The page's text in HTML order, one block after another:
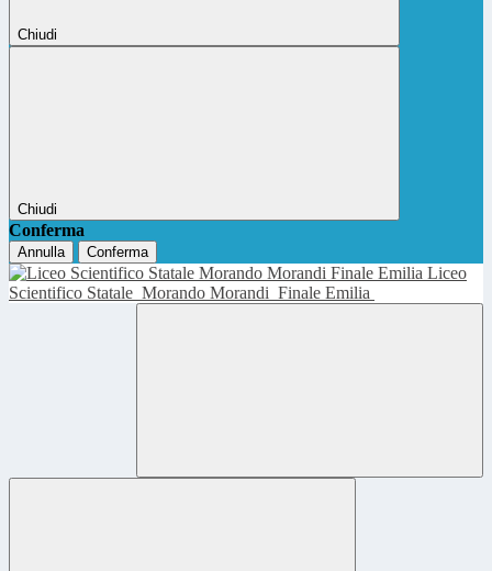
Chiudi
Chiudi
Conferma
Annulla Conferma
Liceo
Scientifico Statale Morando Morandi Finale Emilia